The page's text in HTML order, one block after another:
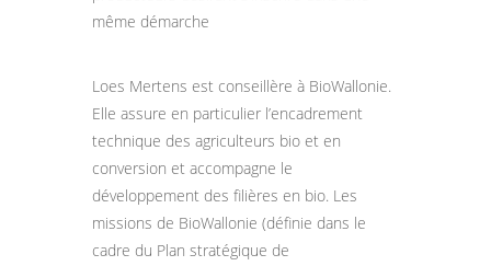
même démarche
Loes Mertens est conseillère à BioWallonie.
Elle assure en particulier l’encadrement
technique des agriculteurs bio et en
conversion et accompagne le
développement des filières en bio. Les
missions de BioWallonie (définie dans le
cadre du Plan stratégique de